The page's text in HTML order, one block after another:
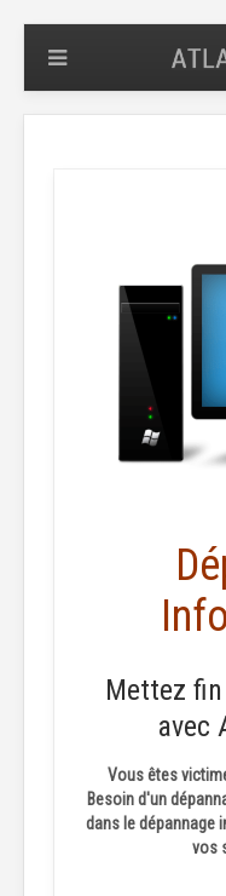
Mettez
avec
Vous êtes
Besoin d'un
dans le dépannage
vos